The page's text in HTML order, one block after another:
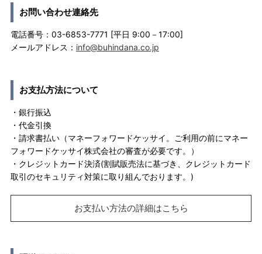
お問い合わせ連絡先
電話番号：03-6853-7771 [平日 9:00－17:00]
メールアドレス： info@buhindana.co.jp
お支払方法について
・銀行振込
・代金引換
・請求書払い（マネーフォワードケッサイ。ご利用の前にマネー
フォワードケッサイ株式会社の審査が必要です。）
・クレジットカード決済(割賦販売法に基づき、クレジットカード
取引のセキュリティ対策に取り組んでおります。)
お支払い方法の詳細はこちら